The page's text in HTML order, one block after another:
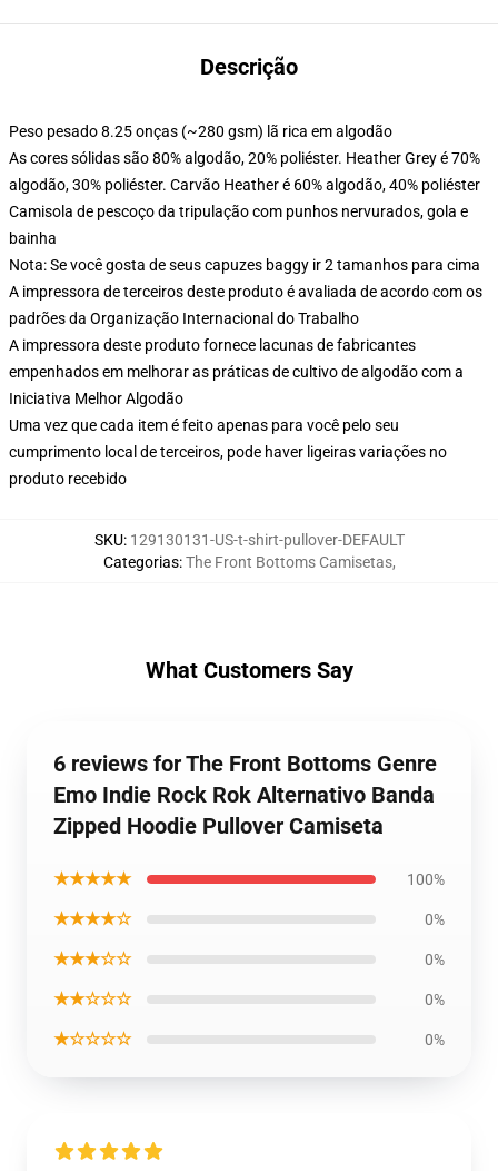
Descrição
Peso pesado 8.25 onças (~280 gsm) lã rica em algodão
As cores sólidas são 80% algodão, 20% poliéster. Heather Grey é 70%
algodão, 30% poliéster. Carvão Heather é 60% algodão, 40% poliéster
Camisola de pescoço da tripulação com punhos nervurados, gola e
bainha
Nota: Se você gosta de seus capuzes baggy ir 2 tamanhos para cima
A impressora de terceiros deste produto é avaliada de acordo com os
padrões da Organização Internacional do Trabalho
A impressora deste produto fornece lacunas de fabricantes
empenhados em melhorar as práticas de cultivo de algodão com a
Iniciativa Melhor Algodão
Uma vez que cada item é feito apenas para você pelo seu
cumprimento local de terceiros, pode haver ligeiras variações no
produto recebido
SKU: 129130131-US-t-shirt-pullover-DEFAULT
Categorias:The Front Bottoms Camisetas,
What Customers Say
6 reviews for The Front Bottoms Genre
Emo Indie Rock Rok Alternativo Banda
Zipped Hoodie Pullover Camiseta
★★★★★ 100%
★★★★☆ 0%
★★★☆☆ 0%
★★☆☆☆ 0%
★☆☆☆☆ 0%